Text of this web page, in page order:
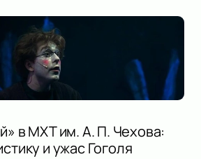
в МХТ им. А. П. Чехова:
и ужас Гоголя